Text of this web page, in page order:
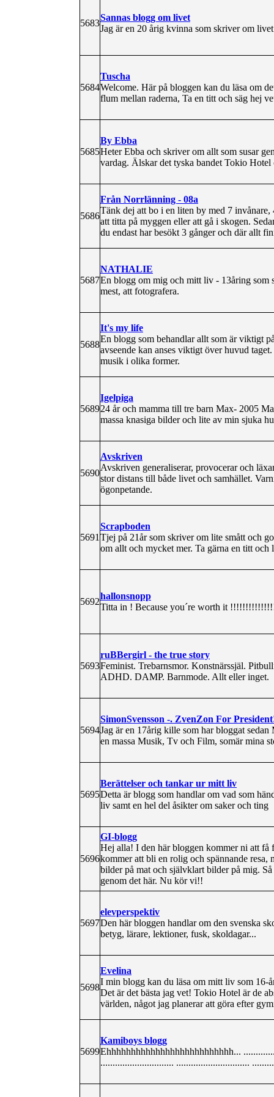
5683
Sannas blogg om livet
Jag är en 20 årig kvinna som skriver om
5684
Tuscha
Welcome. Här på bloggen kan du läsa om
flum mellan raderna, Ta en titt och säg hej
5685
By Ebba
Heter Ebba och skriver om allt som susar
vardag. Älskar det tyska bandet Tokio
5686
Från Norrlänning - 08a
Tänk dej att bo i en liten by med 7
att titta på myggen eller att gå i skogen.
du endast har besökt 3 gånger och där allt
5687
NATHALIE
En blogg om mig och mitt liv - 13åring som
mest, att fotografera.
5688
It's my life
En blogg som behandlar allt som är viktigt
avseende kan anses viktigt över huvud
musik i olika former.
5689
Igelpiga
24 år och mamma till tre barn Max- 2005
massa knasiga bilder och lite av min sjuka
5690
Avskriven
Avskriven generaliserar, provocerar och
stor distans till både livet och samhället.
ögonpetande.
5691
Scrapboden
Tjej på 21år som skriver om lite smått och
om allt och mycket mer. Ta gärna en titt
5692
hallonsnopp
Titta in ! Because you´re worth it
5693
ruBBergirl - the true story
Feminist. Trebarnsmor. Konstnärssjäl.
ADHD. DAMP. Barnmode. Allt eller inget.
5694
SimonSvensson -. ZvenZon For
Jag är en 17årig kille som har bloggat
en massa Musik, Tv och Film, somär mina
5695
Berättelser och tankar ur mitt liv
Detta är blogg som handlar om vad som
liv samt en hel del åsikter om saker och ting
5696
GI-blogg
Hej alla! I den här bloggen kommer ni att
kommer att bli en rolig och spännande
bilder på mat och självklart bilder på mig.
genom det här. Nu kör vi!!
5697
elevperspektiv
Den här bloggen handlar om den svenska
betyg, lärare, lektioner, fusk, skoldagar...
5698
Evelina
I min blogg kan du läsa om mitt liv som
Det är det bästa jag vet! Tokio Hotel är de
världen, något jag planerar att göra efter
5699
Kamiboys blogg
Ehhhhhhhhhhhhhhhhhhhhhhhhhh...
.............................. ..............................